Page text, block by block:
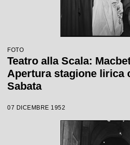
FOTO
Teatro alla Scala:
Apertura stagione lirica
Sabata
07 DICEMBRE 1952